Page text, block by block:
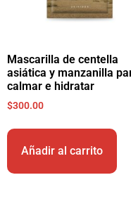
Mascarilla de centella
asiática y manzanilla
calmar e hidratar
$300.00
Añadir al carrito